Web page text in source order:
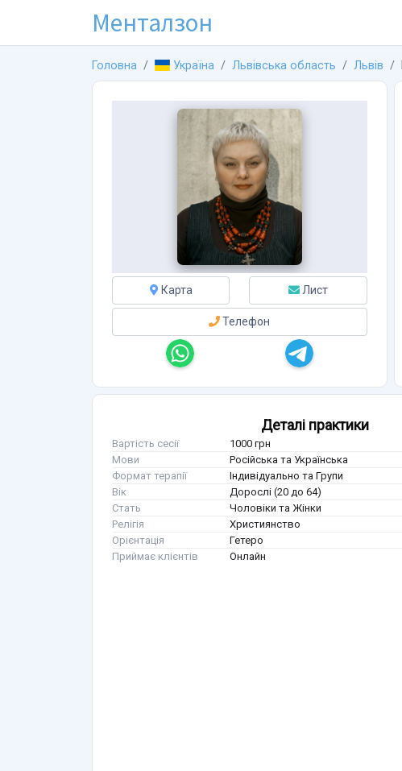
Менталзон
Головна Україна Львівська область Львів
Карта Лист
Телефон
Деталі практики
Вартість сесії
1000 грн
Мови
Російська та Українська
Формат терапії
Індивідуально та Групи
Вік
Дорослі (20 до 64)
Стать
Чоловіки та Жінки
Релігія
Християнство
Орієнтація
Гетеро
Приймає клієнтів
Онлайн